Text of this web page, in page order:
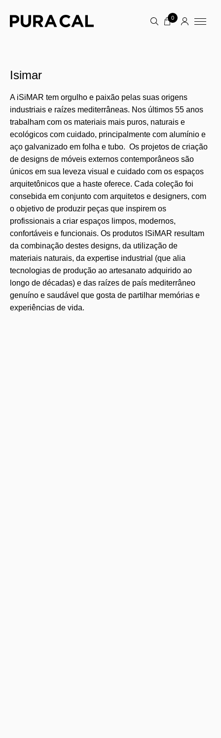
0
Isimar
A iSiMAR tem orgulho e paixão pelas suas origens
industriais e raízes mediterrâneas. Nos últimos 55 anos
trabalham com os materiais mais puros, naturais e
ecológicos com cuidado, principalmente com alumínio e
aço galvanizado em folha e tubo. Os projetos de criação
de designs de móveis externos contemporâneos são
únicos em sua leveza visual e cuidado com os espaços
arquitetônicos que a haste oferece. Cada coleção foi
consebida em conjunto com arquitetos e designers, com
o objetivo de produzir peças que inspirem os
profissionais a criar espaços limpos, modernos,
confortáveis ​​e funcionais. Os produtos ISiMAR resultam
da combinação destes designs, da utilização de
materiais naturais, da expertise industrial (que alia
tecnologias de produção ao artesanato adquirido ao
longo de décadas) e das raízes de país mediterrâneo
genuíno e saudável que gosta de partilhar memórias e
experiências de vida.